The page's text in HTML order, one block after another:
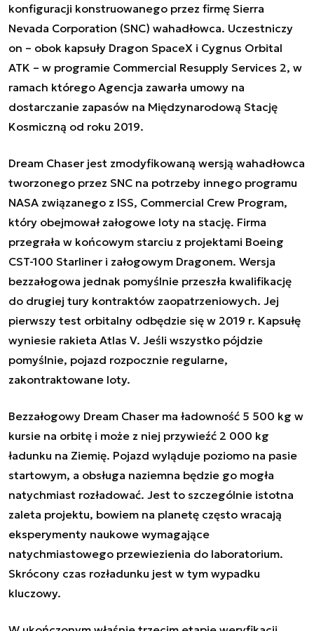
konfiguracji konstruowanego przez firmę Sierra
Nevada Corporation (SNC) wahadłowca. Uczestniczy
on – obok kapsuły Dragon SpaceX i Cygnus Orbital
ATK – w programie Commercial Resupply Services 2, w
ramach którego Agencja zawarła umowy na
dostarczanie zapasów na Międzynarodową Stację
Kosmiczną od roku 2019.
Dream Chaser jest zmodyfikowaną wersją wahadłowca
tworzonego przez SNC na potrzeby innego programu
NASA związanego z ISS, Commercial Crew Program,
który obejmował załogowe loty na stację. Firma
przegrała w końcowym starciu z projektami Boeing
CST-100 Starliner i załogowym Dragonem. Wersja
bezzałogowa jednak pomyślnie przeszła kwalifikację
do drugiej tury kontraktów zaopatrzeniowych. Jej
pierwszy test orbitalny odbędzie się w 2019 r. Kapsułę
wyniesie rakieta Atlas V. Jeśli wszystko pójdzie
pomyślnie, pojazd rozpocznie regularne,
zakontraktowane loty.
Bezzałogowy Dream Chaser ma ładowność 5 500 kg w
kursie na orbitę i może z niej przywieźć 2 000 kg
ładunku na Ziemię. Pojazd wyląduje poziomo na pasie
startowym, a obsługa naziemna będzie go mogła
natychmiast rozładować. Jest to szczególnie istotna
zaleta projektu, bowiem na planetę często wracają
eksperymenty naukowe wymagające
natychmiastowego przewiezienia do laboratorium.
Skrócony czas rozładunku jest w tym wypadku
kluczowy.